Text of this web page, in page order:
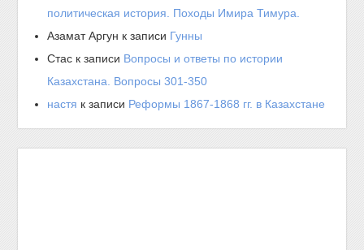
политическая история. Походы Имира Тимура.
Азамат Аргун к записи Гунны
Стас к записи Вопросы и ответы по истории
Казахстана. Вопросы 301-350
настя к записи Реформы 1867-1868 гг. в Казахстане